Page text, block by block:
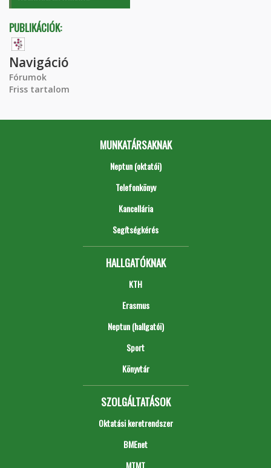
PUBLIKÁCIÓK:
Navigáció
Fórumok
Friss tartalom
MUNKATÁRSAKNAK
Neptun (oktatói)
Telefonkönyv
Kancellária
Segítségkérés
HALLGATÓKNAK
KTH
Erasmus
Neptun (hallgatói)
Sport
Könyvtár
SZOLGÁLTATÁSOK
Oktatási keretrendszer
BMEnet
MTMT